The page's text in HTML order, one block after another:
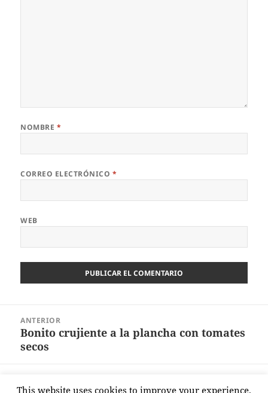
NOMBRE *
CORREO ELECTRÓNICO *
WEB
entradas
ANTERIOR
Entrada
anterior:
Bonito crujiente a la plancha con tomates
secos
This website uses cookies to improve your experience.